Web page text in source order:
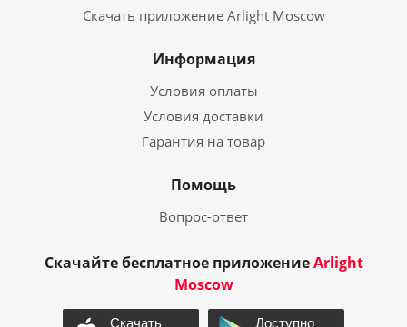
Скачать приложение Arlight Moscow
Информация
Условия оплаты
Условия доставки
Гарантия на товар
Помощь
Вопрос-ответ
Скачайте бесплатное приложениеArlight
Moscow